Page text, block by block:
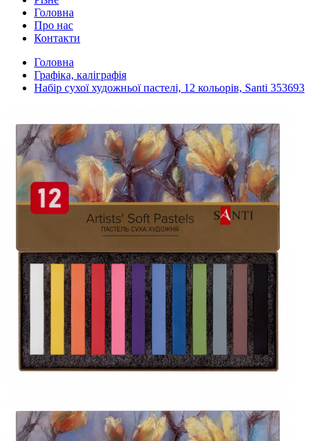
Головна
Про нас
Контакти
Головна
Графіка, каліграфія
Набір сухої художньої пастелі, 12 кольорів, Santi 353693